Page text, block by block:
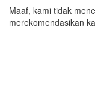
Maaf, kami tidak
merekomendasikan